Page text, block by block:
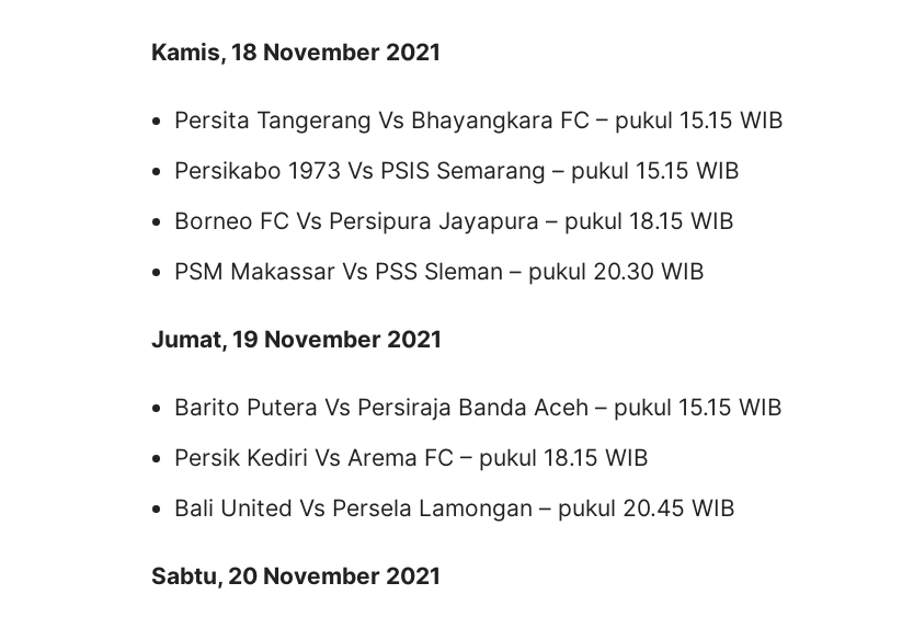
Kamis, 18 November 2021
Persita Tangerang Vs Bhayangkara FC – pukul 15.15 WIB
Persikabo 1973 Vs PSIS Semarang – pukul 15.15 WIB
Borneo FC Vs Persipura Jayapura – pukul 18.15 WIB
PSM Makassar Vs PSS Sleman – pukul 20.30 WIB
Jumat, 19 November 2021
Barito Putera Vs Persiraja Banda Aceh – pukul 15.15 WIB
Persik Kediri Vs Arema FC – pukul 18.15 WIB
Bali United Vs Persela Lamongan – pukul 20.45 WIB
Sabtu, 20 November 2021